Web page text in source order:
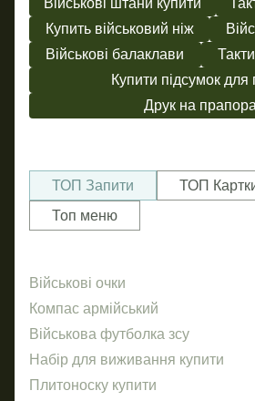
Військові штани купити
Купить військовий ніж
Військові балаклави
Купити підсумок для
Друк на
ТОП Запити
ТОП
Топ меню
Військові очки
Компас армійський
Військова футболка зсу
Набір для виживання купити
Плитоноску купити